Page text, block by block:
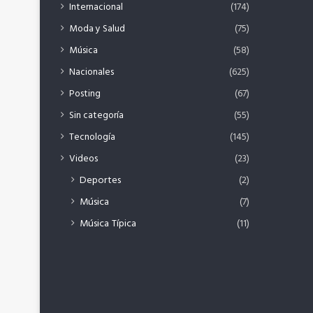
Internacional
(174)
Moda y Salud
(75)
Música
(58)
Nacionales
(625)
Posting
(67)
Sin categoría
(55)
Tecnología
(145)
Videos
(23)
Deportes
(2)
Música
(7)
Música Típica
(11)